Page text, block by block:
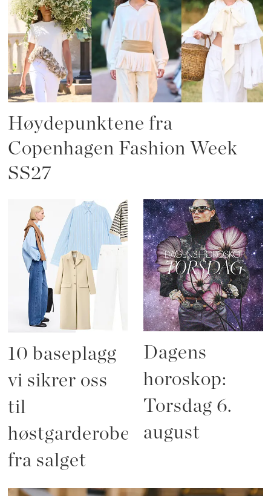
Høydepunktene fra
Copenhagen Fashion Week
SS27
10 baseplagg
vi sikrer oss
til
høstgarderoben
fra salget
Dagens
horoskop:
Torsdag 6.
august